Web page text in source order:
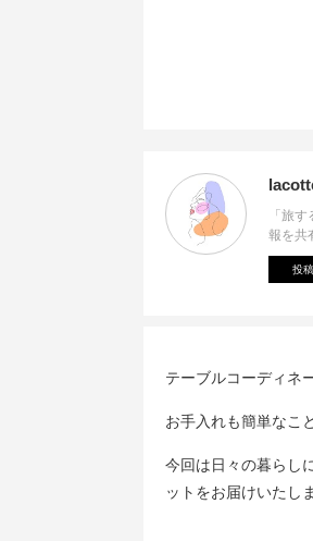
「旅
報を共
投
テーブルコーディネ
お手入れも簡単なこ
今回は日々の暮らし
ットをお届けいたし